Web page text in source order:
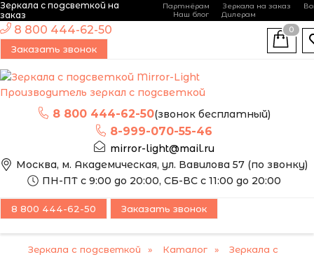
Зеркала с подсветкой на
заказ
Партнёрам Зеркала на заказ
Наш блог
Дилерам
Производитель зеркал с подсветкой
8 800 444-62-50(звонок бесплатный)
8-999-070-55-46
mirror-light@mail.ru
Москва, м. Академическая, ул. Вавилова 57 (по звонку)
ПН-ПТ с 9:00 до 20:00, СБ-ВС с 11:00 до 20:00
8 800 444-62-50
Заказать звонок
0
8 800 444-62-50 Заказать звонок
Зеркала с подсветкой Каталог
Зеркала с
ЭТО ЗЕРКАЛО МЫ
МОЖЕМ ИЗГОТОВИТЬ
ПО ВАШИМ
-